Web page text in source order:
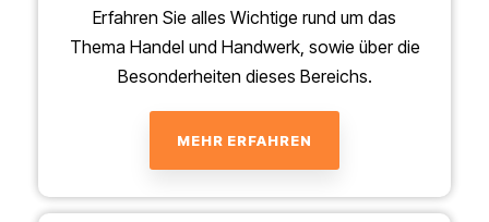
Erfahren Sie alles Wichtige rund um das
Thema Handel und Handwerk, sowie über die
Besonderheiten dieses Bereichs.
MEHR ERFAHREN